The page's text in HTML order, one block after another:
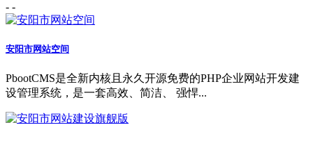
- -
安阳市网站空间
PbootCMS是全新内核且永久开源免费的PHP企业网站开发建
设管理系统，是一套高效、简洁、 强悍...